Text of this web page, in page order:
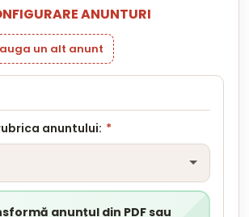
ANUNTURI
un alt anunt
anuntului: *
anunțul din PDF sau